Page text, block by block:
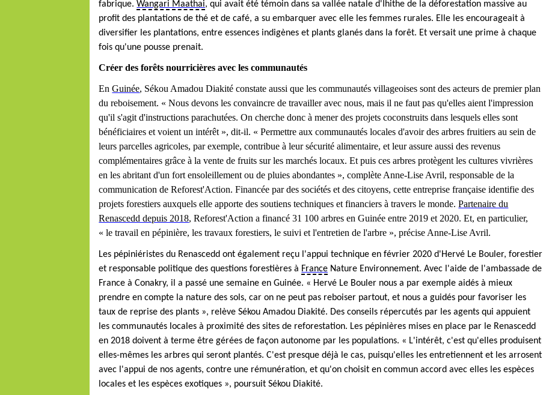
fabrique.Wangari Maathai, qui avait été témoin dans sa vallée natale d'Ihithe de la déforestation massive au
profit des plantations de thé et de café, a su embarquer avec elle les femmes rurales. Elle les encourageait à
diversifier les plantations, entre essences indigènes et plants glanés dans la forêt. Et versait une prime à chaque
fois qu'une pousse prenait.
Créer des forêts nourricières avec les communautés
EnGuinée, Sékou Amadou Diakité constate aussi que les communautés villageoises sont des acteurs de premier plan
du reboisement. « Nous devons les convaincre de travailler avec nous, mais il ne faut pas qu'elles aient l'impression
qu'il s'agit d'instructions parachutées. On cherche donc à mener des projets coconstruits dans lesquels elles sont
bénéficiaires et voient un intérêt », dit-il. « Permettre aux communautés locales d'avoir des arbres fruitiers au sein de
leurs parcelles agricoles, par exemple, contribue à leur sécurité alimentaire, et leur assure aussi des revenus
complémentaires grâce à la vente de fruits sur les marchés locaux. Et puis ces arbres protègent les cultures vivrières
en les abritant d'un fort ensoleillement ou de pluies abondantes », complète Anne-Lise Avril, responsable de la
communication de Reforest'Action. Financée par des sociétés et des citoyens, cette entreprise française identifie des
projets forestiers auxquels elle apporte des soutiens techniques et financiers à travers le monde.Partenaire du
Renascedd depuis 2018, Reforest'Action a financé 31 100 arbres en Guinée entre 2019 et 2020. Et, en particulier,
« le travail en pépinière, les travaux forestiers, le suivi et l'entretien de l'arbre », précise Anne-Lise Avril.
Les pépiniéristes du Renascedd ont également reçu l'appui technique en février 2020 d'Hervé Le Bouler, forestier
et responsable politique des questions forestières à France Nature Environnement. Avec l'aide de l'ambassade de
France à Conakry, il a passé une semaine en Guinée. « Hervé Le Bouler nous a par exemple aidés à mieux
prendre en compte la nature des sols, car on ne peut pas reboiser partout, et nous a guidés pour favoriser les
taux de reprise des plants », relève Sékou Amadou Diakité. Des conseils répercutés par les agents qui appuient
les communautés locales à proximité des sites de reforestation. Les pépinières mises en place par le Renascedd
en 2018 doivent à terme être gérées de façon autonome par les populations. « L'intérêt, c'est qu'elles produisent
elles-mêmes les arbres qui seront plantés. C'est presque déjà le cas, puisqu'elles les entretiennent et les arrosent
avec l'appui de nos agents, contre une rémunération, et qu'on choisit en commun accord avec elles les espèces
locales et les espèces exotiques », poursuit Sékou Diakité.